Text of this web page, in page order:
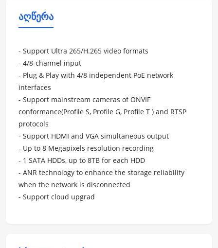
აღწერა
- Support Ultra 265/H.265 video formats
- 4/8-channel input
- Plug & Play with 4/8 independent PoE network
interfaces
- Support mainstream cameras of ONVIF
conformance(Profile S, Profile G, Profile T ) and RTSP
protocols
- Support HDMI and VGA simultaneous output
- Up to 8 Megapixels resolution recording
- 1 SATA HDDs, up to 8TB for each HDD
- ANR technology to enhance the storage reliability
when the network is disconnected
- Support cloud upgrad